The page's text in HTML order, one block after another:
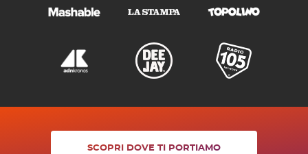
SCOPRI DOVE TI PORTIAMO